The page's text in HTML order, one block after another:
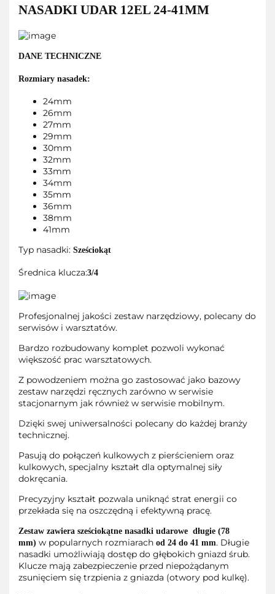
NASADKI UDAR 12EL 24-41MM
DANE TECHNICZNE
Rozmiary nasadek:
24mm
26mm
27mm
29mm
30mm
32mm
33mm
34mm
35mm
36mm
38mm
41mm
Typ nasadki: Sześciokąt
Średnica klucza:3/4
Profesjonalnej jakości zestaw narzędziowy, polecany do
serwisów i warsztatów.
Bardzo rozbudowany komplet pozwoli wykonać
większość prac warsztatowych.
Z powodzeniem można go zastosować jako bazowy
zestaw narzędzi ręcznych zarówno w serwisie
stacjonarnym jak również w serwisie mobilnym.
Dzięki swej uniwersalności polecany do każdej branży
technicznej.
Pasują do połączeń kulkowych z pierścieniem oraz
kulkowych, specjalny kształt dla optymalnej siły
dokręcania.
Precyzyjny kształt pozwala uniknąć strat energii co
przekłada się na oszczędną i efektywną pracę.
Zestaw zawiera sześciokątne nasadki udarowe długie (78
mm) w popularnych rozmiarach od 24 do 41 mm. Długie
nasadki umożliwiają dostęp do głębokich gniazd śrub.
Klucze mają zabezpieczenie przed niepożądanym
zsunięciem się trzpienia z gniazda (otwory pod kulkę).